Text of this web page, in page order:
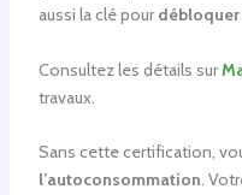
aussi la clé pour
Consultez les détails sur
travaux.
Sans cette certification,
l’autoconsommation.